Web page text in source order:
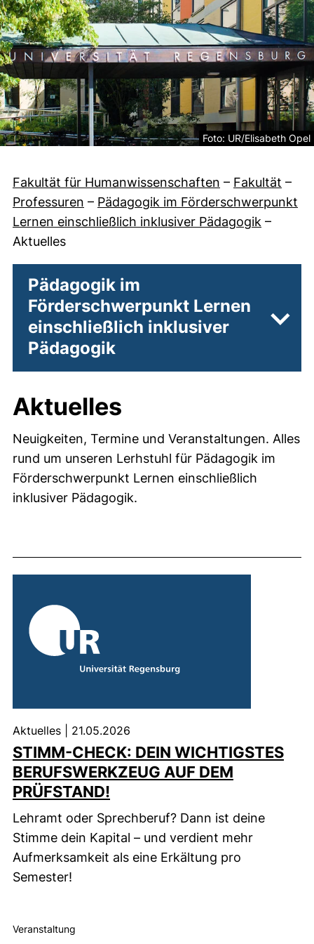
Rechtliche Information
Foto: UR/Elisabeth Opel
Fakultät für Humanwissenschaften – Fakultät –
Professuren – Pädagogik im Förderschwerpunkt
Lernen einschließlich inklusiver Pädagogik –
Aktuelles
Pädagogik im
Förderschwerpunkt Lernen
einschließlich inklusiver
Pädagogik
Aktuelles
Neuigkeiten, Termine und Veranstaltungen. Alles
rund um unseren Lerhstuhl für Pädagogik im
Förderschwerpunkt Lernen einschließlich
inklusiver Pädagogik.
STIMM-CHECK: DEIN WICHTIGSTES
BERUFSWERKZEUG AUF DEM
PRÜFSTAND!
Aktuelles 21.05.2026
Lehramt oder Sprechberuf? Dann ist deine
Stimme dein Kapital – und verdient mehr
Aufmerksamkeit als eine Erkältung pro
Semester!
Veranstaltung